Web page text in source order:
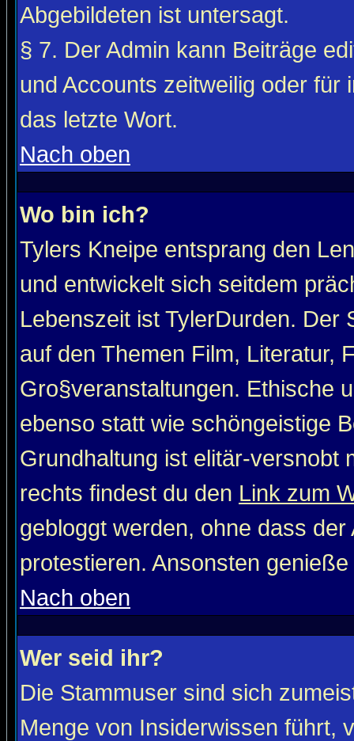
Abgebildeten ist untersagt.
§ 7. Der Admin kann Beiträge
und Accounts zeitweilig oder
das letzte Wort.
Nach oben
Wo bin ich?
Tylers Kneipe entsprang den
und entwickelt sich seitdem
Lebenszeit ist TylerDurden. Der
auf den Themen Film, Literatur,
Gro§veranstaltungen. Ethische
ebenso statt wie schöngeistige
Grundhaltung ist elitär-versnobt
rechts findest du den Link zum
gebloggt werden, ohne dass
protestieren. Ansonsten
Nach oben
Wer seid ihr?
Die Stammuser sind sich
Menge von Insiderwissen führt,